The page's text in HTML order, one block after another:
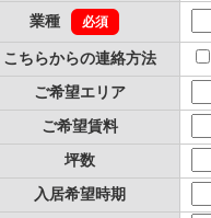
業種 必須
こちらからの連絡方法
ご希望エリア
ご希望賃料
坪数
入居希望時期